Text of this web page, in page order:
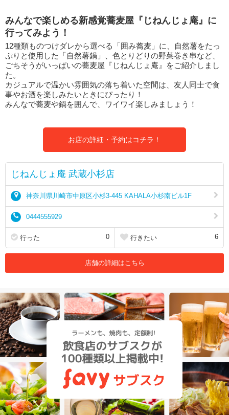
みんなで楽しめる新感覚蕎麦屋『じねんじょ庵』に
行ってみよう！
12種類ものつけダレから選べる「囲み蕎麦」に、自然薯をたっ
ぷりと使用した「自然薯鍋」、色とりどりの野菜巻き串など、
ごちそうがいっぱいの蕎麦屋『じねんじょ庵』をご紹介しまし
た。
カジュアルで温かい雰囲気の落ち着いた空間は、友人同士で食
事やお酒を楽しみたいときにぴったり！
みんなで蕎麦や鍋を囲んで、ワイワイ楽しみましょう！
お店の詳細・予約はコチラ！
じねんじょ庵 武蔵小杉店
神奈川県川崎市中原区小杉3-445 KAHALA小杉南ビル1F
0444555929
行った 0 行きたい 6
店舗の詳細はこちら